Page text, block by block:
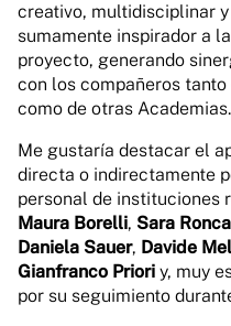
creativo, multidisciplinar
sumamente inspirador a
proyecto, generando
con los compañeros
como de otras Academias.
Me gustaría destacar el
directa o indirectamente
personal de instituciones
Maura Borelli, Sara Ronca
Daniela Sauer, Davide
Gianfranco Priori y, muy
por su seguimiento